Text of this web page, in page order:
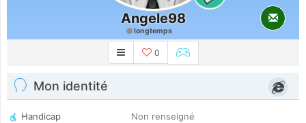
Angele98
longtemps
0
Mon identité
Handicap
Non renseigné